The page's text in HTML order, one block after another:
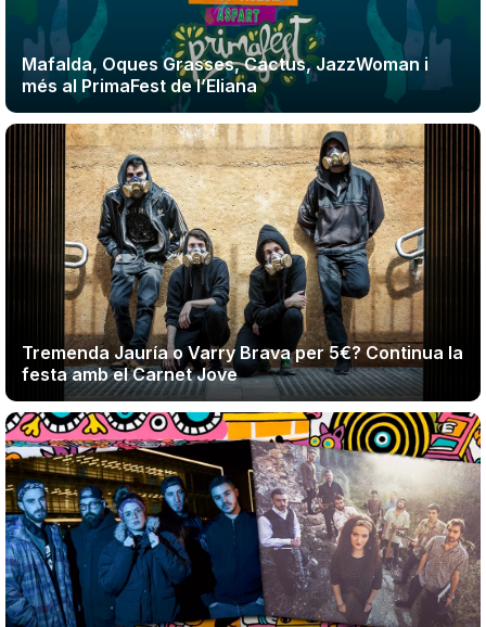
Mafalda, Oques Grasses, Cactus, JazzWoman i
més al PrimaFest de l’Eliana
Tremenda Jauría o Varry Brava per 5€? Continua la
festa amb el Carnet Jove